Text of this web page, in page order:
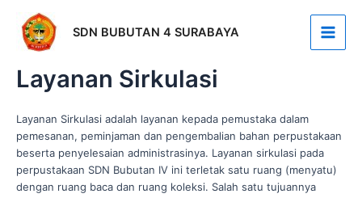
content
SDN BUBUTAN 4 SURABAYA
Main
Layanan Sirkulasi
Layanan Sirkulasi adalah layanan kepada pemustaka dalam
pemesanan, peminjaman dan pengembalian bahan perpustakaan
beserta penyelesaian administrasinya. Layanan sirkulasi pada
perpustakaan SDN Bubutan IV ini terletak satu ruang (menyatu)
dengan ruang baca dan ruang koleksi. Salah satu tujuannya